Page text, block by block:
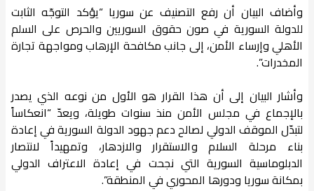
وأضاف البيان أن رفع التصنيف عن سوريا “يؤكد التوجّه الثابت
للدولة السورية في صون حقوق السوريين والحرص على السلم
الأهلي وإرساء الأمن، إلى جانب مكافحة الإرهاب ومواجهة تجارة
المخدرات”.
وأشار البيان إلى أن هذا القرار هو الأول من نوعه الذي يصدر
بالإجماع في مجلس الأمن منذ سنوات طويلة، ويعدّ “انعكاساً
لتبدّل الموقف الدولي لصالح دعم جهود الدولة السورية في إعادة
بناء مرحلة السلام والاستقرار والازدهار، وتمهيداً لانتصار
الدبلوماسية السورية التي نجحت في إعادة الاعتراف الدولي
بمكانة سوريا ودورها المحوري في المنطقة”.